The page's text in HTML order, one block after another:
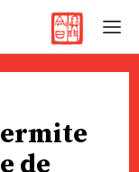
de